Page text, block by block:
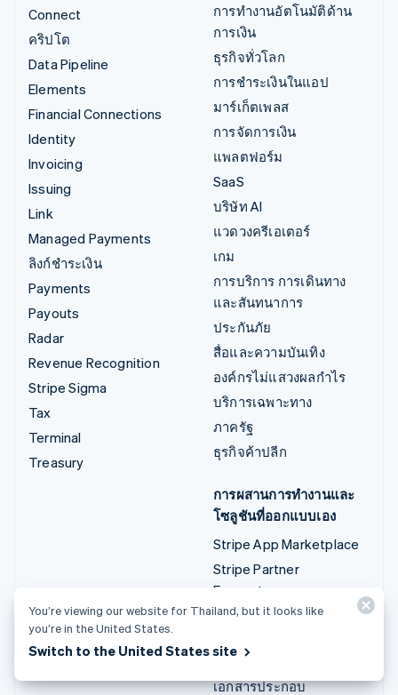
Connect
คริปโต
Data Pipeline
Elements
Financial Connections
Identity
Invoicing
Issuing
Link
Managed Payments
ลิงก์ชำระเงิน
Payments
Payouts
Radar
Revenue Recognition
Stripe Sigma
Tax
Terminal
Treasury
การทำงานอัตโนมัติด้าน
การเงิน
ธุรกิจทั่วโลก
การชำระเงินในแอป
มาร์เก็ตเพลส
การจัดการเงิน
แพลตฟอร์ม
SaaS
บริษัท AI
แวดวงครีเอเตอร์
เกม
การบริการ การเดินทาง
และสันทนาการ
ประกันภัย
สื่อและความบันเทิง
องค์กรไม่แสวงผลกำไร
บริการเฉพาะทาง
ภาครัฐ
ธุรกิจค้าปลีก
การผสานการทำงานและ
โซลูชันที่ออกแบบเอง
Stripe App Marketplace
Stripe Partner
Ecosystem
บริการเฉพาะทาง
นักพัฒนา
เอกสารประกอบ
You’re viewing our website for Thailand, but it looks like
you’re in the United States.
Switch to the United States site